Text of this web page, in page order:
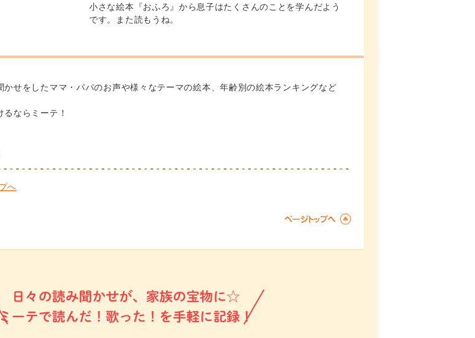
小さな絵本『おふろ』から息子はたくさんのことを学んだよう
です。また読もうね。
かせをしたママ・パパのお声や様々なテーマの絵本、年齢別の絵本ランキングなど
ならミーテ！
へ
日々の読み聞かせが、家族の宝物に☆
ミーテで読んだ！歌った！を手軽に記録！